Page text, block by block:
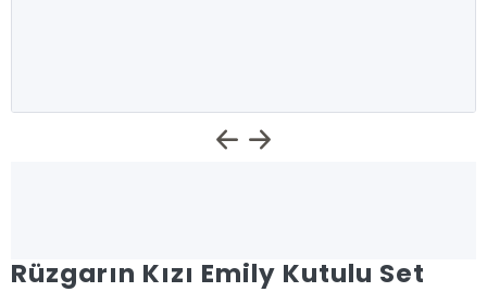
Rüzgarın Kızı Emily Kutulu Set